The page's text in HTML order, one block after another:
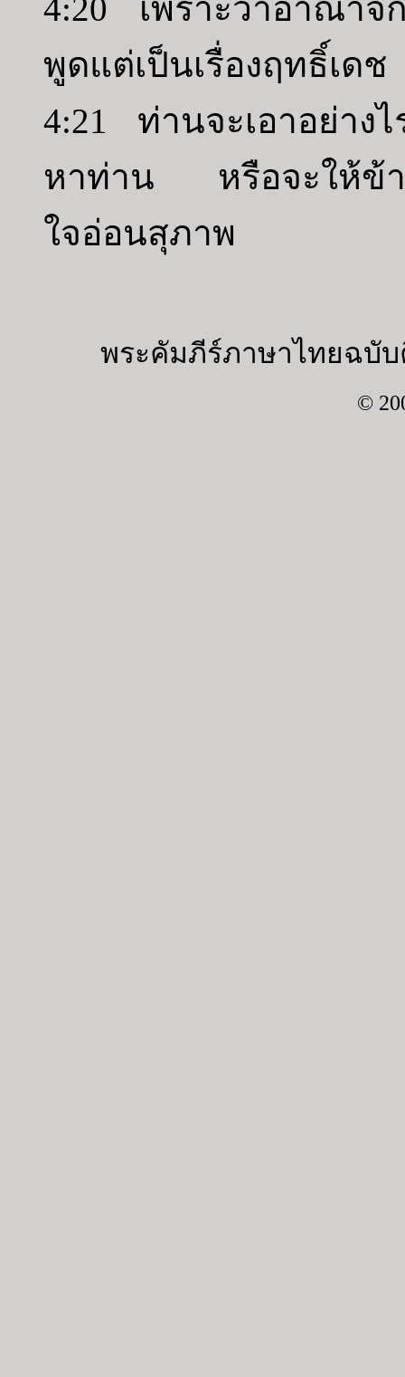
4:20 เพราะว่าอาณาจั
พูดแต่เป็นเรื่องฤทธิ์เดช
4:21 ท่านจะเอาอย่าง
หาท่าน หรือจะให้ข้า
ใจอ่อนสุภาพ
พระคัมภีร์ภาษาไทยฉบับ
©